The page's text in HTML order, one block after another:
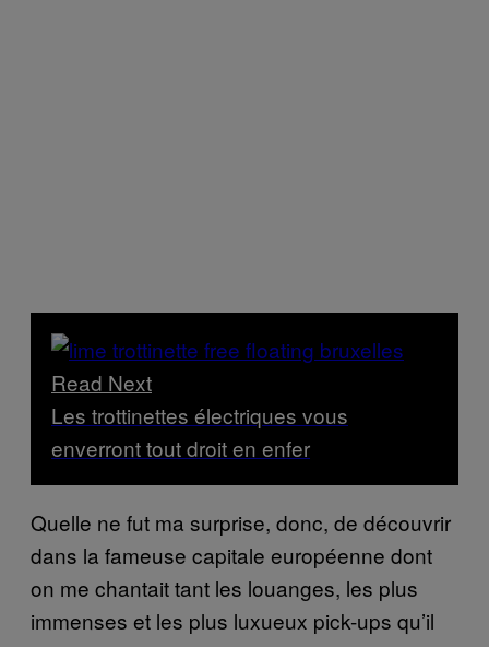
Read Next
Les trottinettes électriques vous
enverront tout droit en enfer
Quelle ne fut ma surprise, donc, de découvrir
dans la fameuse capitale européenne dont
on me chantait tant les louanges, les plus
immenses et les plus luxueux pick-ups qu’il